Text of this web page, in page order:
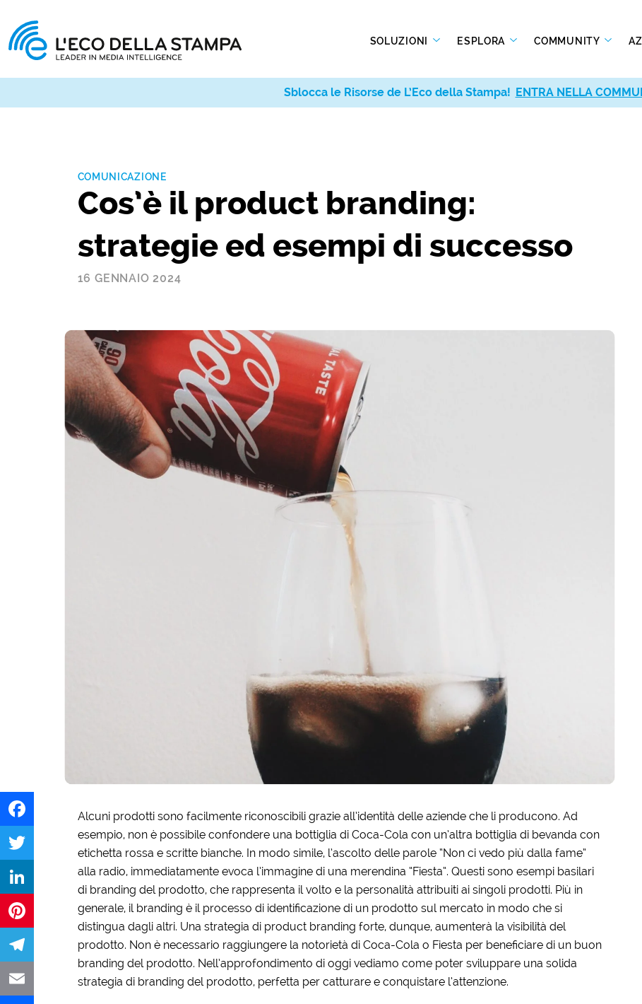
SOLUZIONI ESPLORA COMMUNITY
Facebook
Twitter
LinkedIn
Pinterest
Telegram
COMUNICAZIONE
Cos’è il product branding:
strategie ed esempi di successo
16 GENNAIO 2024
Alcuni prodotti sono facilmente riconoscibili grazie all’identità delle aziende che li producono. Ad
esempio, non è possibile confondere una bottiglia di Coca-Cola con un’altra bottiglia di bevanda con
etichetta rossa e scritte bianche. In modo simile, l’ascolto delle parole “Non ci vedo più dalla fame”
alla radio, immediatamente evoca l’immagine di una merendina “Fiesta”. Questi sono esempi basilari
di branding del prodotto, che rappresenta il volto e la personalità attribuiti ai singoli prodotti. Più in
generale, il branding è il processo di identificazione di un prodotto sul mercato in modo che si
distingua dagli altri. Una strategia di product branding forte, dunque, aumenterà la visibilità del
prodotto. Non è necessario raggiungere la notorietà di Coca-Cola o Fiesta per beneficiare di un buon
branding del prodotto. Nell’approfondimento di oggi vediamo come poter sviluppare una solida
strategia di branding del prodotto, perfetta per catturare e conquistare l’attenzione.
Sblocca le Risorse de L’Eco della Stampa! ENTRA NELLA